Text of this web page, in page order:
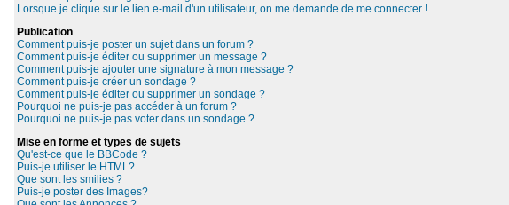
Lorsque je clique sur le lien e-mail d'un utilisateur, on me demande de me connecter !
Publication
Comment puis-je poster un sujet dans un forum ?
Comment puis-je éditer ou supprimer un message ?
Comment puis-je ajouter une signature à mon message ?
Comment puis-je créer un sondage ?
Comment puis-je éditer ou supprimer un sondage ?
Pourquoi ne puis-je pas accéder à un forum ?
Pourquoi ne puis-je pas voter dans un sondage ?
Mise en forme et types de sujets
Qu'est-ce que le BBCode ?
Puis-je utiliser le HTML?
Que sont les smilies ?
Puis-je poster des Images?